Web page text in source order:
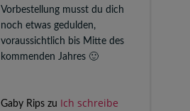
Vorbestellung musst du dich
noch etwas gedulden,
voraussichtlich bis Mitte des
kommenden Jahres 🙂
Gaby Rips zu Ich schreibe